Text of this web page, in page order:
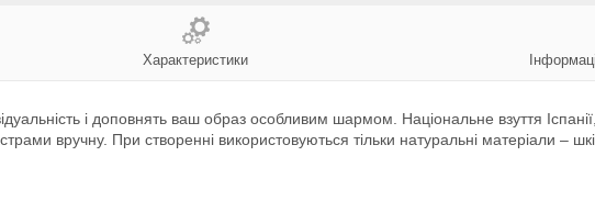
Характеристики
і доповнять ваш образ особливим шармом. Національне взуття
вручну. При створенні використовуються тільки натуральні матеріали –